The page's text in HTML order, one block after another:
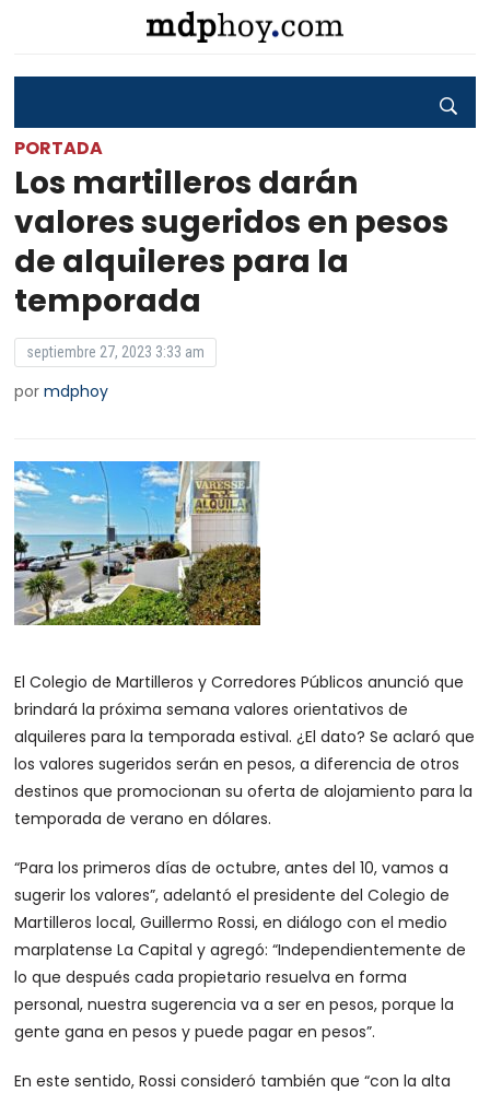
PORTADA
Los martilleros darán
valores sugeridos en pesos
de alquileres para la
temporada
septiembre 27, 2023 3:33 am
pormdphoy
El Colegio de Martilleros y Corredores Públicos anunció que
brindará la próxima semana valores orientativos de
alquileres para la temporada estival. ¿El dato? Se aclaró que
los valores sugeridos serán en pesos, a diferencia de otros
destinos que promocionan su oferta de alojamiento para la
temporada de verano en dólares.
“Para los primeros días de octubre, antes del 10, vamos a
sugerir los valores”, adelantó el presidente del Colegio de
Martilleros local, Guillermo Rossi, en diálogo con el medio
marplatense La Capital y agregó: “Independientemente de
lo que después cada propietario resuelva en forma
personal, nuestra sugerencia va a ser en pesos, porque la
gente gana en pesos y puede pagar en pesos”.
En este sentido, Rossi consideró también que “con la alta